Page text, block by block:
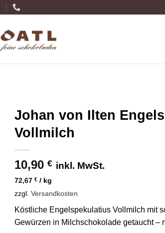
Johan von Ilten
Vollmilch
10,90 € inkl. MwSt.
72,67 € / kg
zzgl. Versandkosten
Köstliche Engelspekulatius Vollmilch mit
Gewürzen in Milchschokolade getaucht –